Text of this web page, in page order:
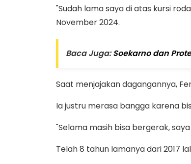
"Sudah lama saya di atas kursi
November 2024.
Baca Juga:Soekarno dan
Saat menjajakan dagangannya,
Ia justru merasa bangga karena
"Selama masih bisa bergerak,
Telah 8 tahun lamanya dari 2017